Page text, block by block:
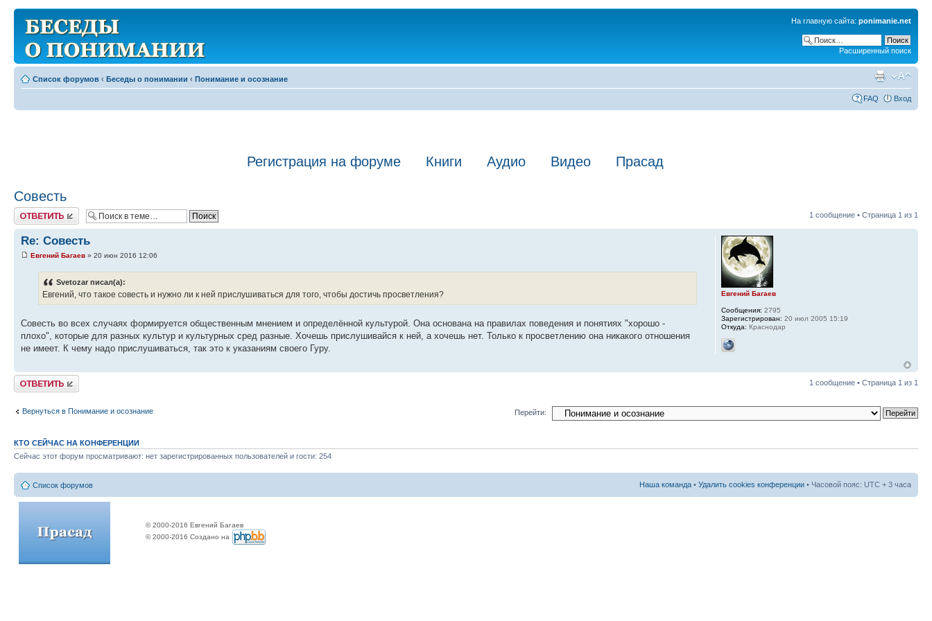
На главную сайта: ponimanie.net
Расширенный поиск
Список форумов ‹ Беседы о понимании ‹ Понимание и осознание
FAQ Вход
Регистрация на форуме Книги Аудио Видео Прасад
Совесть
Ответить 1 сообщение • Страница 1 из 1
Re: Совесть
Евгений Багаев » 20 июн 2016 12:06
Svetozar писал(а):
Евгений, что такое совесть и нужно ли к ней прислушиваться для того, чтобы достичь просветления?
Совесть во всех случаях формируется общественным мнением и определённой культурой. Она основана на правилах поведения и понятиях "хорошо -
плохо", которые для разных культур и культурных сред разные. Хочешь прислушивайся к ней, а хочешь нет. Только к просветлению она никакого отношения
не имеет. К чему надо прислушиваться, так это к указаниям своего Гуру.
Евгений Багаев
Сообщения: 2795
Зарегистрирован: 20 июл 2005 15:19
Откуда: Краснодар
Ответить 1 сообщение • Страница 1 из 1
Вернуться в Понимание и осознание Перейти:
КТО СЕЙЧАС НА КОНФЕРЕНЦИИ
Сейчас этот форум просматривают: нет зарегистрированных пользователей и гости: 254
Список форумов Наша команда • Удалить cookies конференции • Часовой пояс: UTC + 3 часа
© 2000-2016 Евгений Багаев
© 2000-2016 Создано на